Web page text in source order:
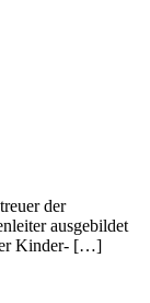
der
ausgebildet
Kinder- […]